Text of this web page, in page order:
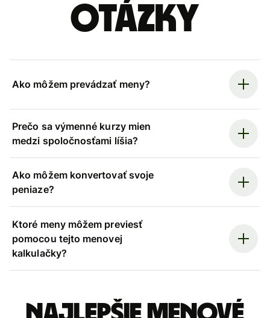
otázky
Ako môžem prevádzať meny?
Prečo sa výmenné kurzy mien
medzi spoločnosťami líšia?
Ako môžem konvertovať svoje
peniaze?
Ktoré meny môžem previesť
pomocou tejto menovej
kalkulačky?